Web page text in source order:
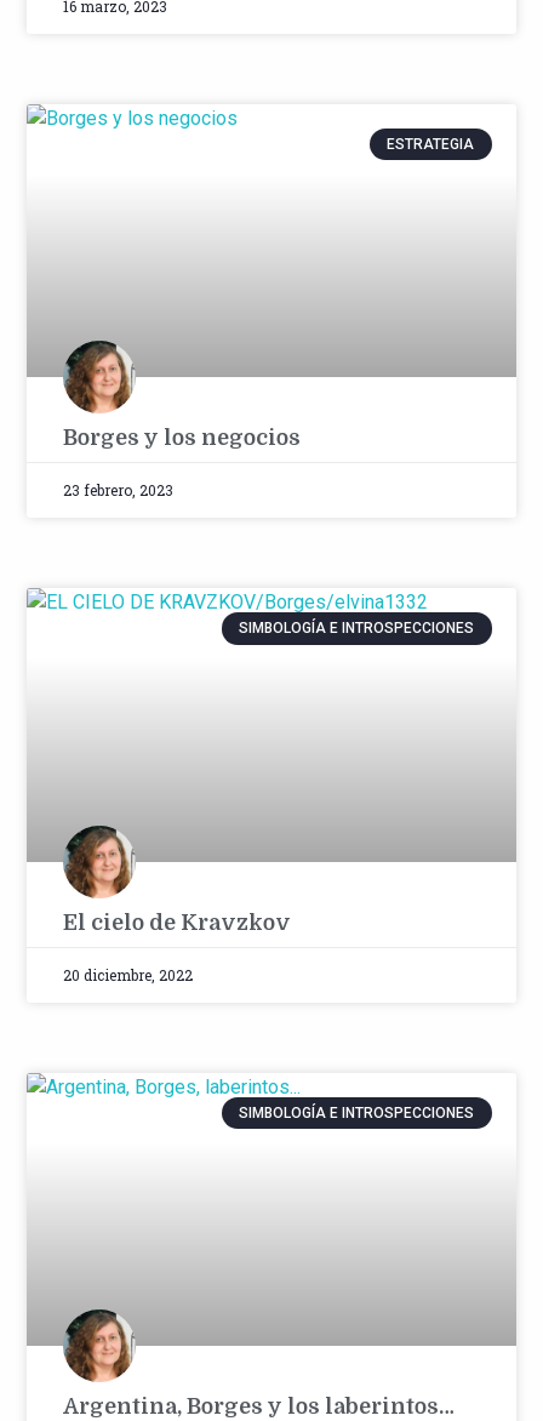
16 marzo, 2023
ESTRATEGIA
Borges y los negocios
23 febrero, 2023
SIMBOLOGÍA E INTROSPECCIONES
El cielo de Kravzkov
20 diciembre, 2022
SIMBOLOGÍA E INTROSPECCIONES
Argentina, Borges y los laberintos…